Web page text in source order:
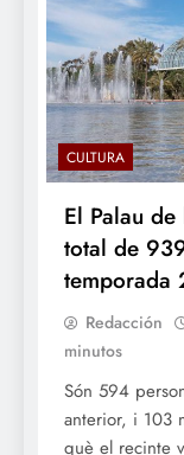
CULTURA
El Palau
total de
Redacción
minutos
Són 594
anterior, i 103
què el recinte